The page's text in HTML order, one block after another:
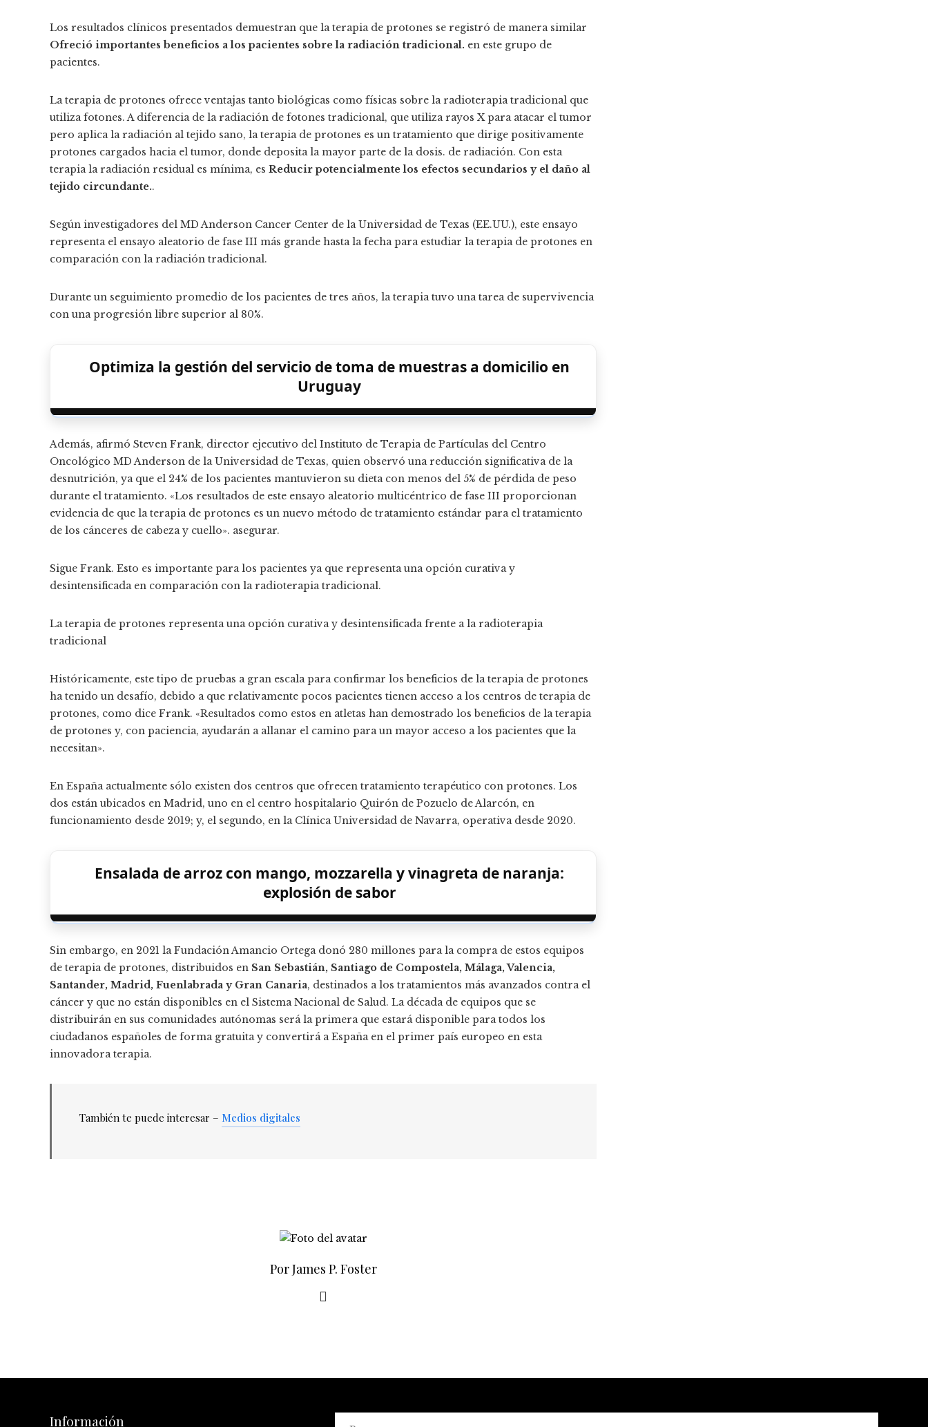
Los resultados clínicos presentados demuestran que la terapia de protones se registró de manera similar
Ofreció importantes beneficios a los pacientes sobre la radiación tradicional. en este grupo de
pacientes.
La terapia de protones ofrece ventajas tanto biológicas como físicas sobre la radioterapia tradicional que
utiliza fotones. A diferencia de la radiación de fotones tradicional, que utiliza rayos X para atacar el tumor
pero aplica la radiación al tejido sano, la terapia de protones es un tratamiento que dirige positivamente
protones cargados hacia el tumor, donde deposita la mayor parte de la dosis. de radiación. Con esta
terapia la radiación residual es mínima, es Reducir potencialmente los efectos secundarios y el daño al
tejido circundante..
Según investigadores del MD Anderson Cancer Center de la Universidad de Texas (EE.UU.), este ensayo
representa el ensayo aleatorio de fase III más grande hasta la fecha para estudiar la terapia de protones en
comparación con la radiación tradicional.
Durante un seguimiento promedio de los pacientes de tres años, la terapia tuvo una tarea de supervivencia
con una progresión libre superior al 80%.
Optimiza la gestión del servicio de toma de muestras a domicilio en
Uruguay
Además, afirmó Steven Frank, director ejecutivo del Instituto de Terapia de Partículas del Centro
Oncológico MD Anderson de la Universidad de Texas, quien observó una reducción significativa de la
desnutrición, ya que el 24% de los pacientes mantuvieron su dieta con menos del 5% de pérdida de peso
durante el tratamiento. «Los resultados de este ensayo aleatorio multicéntrico de fase III proporcionan
evidencia de que la terapia de protones es un nuevo método de tratamiento estándar para el tratamiento
de los cánceres de cabeza y cuello». asegurar.
Sigue Frank. Esto es importante para los pacientes ya que representa una opción curativa y
desintensificada en comparación con la radioterapia tradicional.
La terapia de protones representa una opción curativa y desintensificada frente a la radioterapia
tradicional
Históricamente, este tipo de pruebas a gran escala para confirmar los beneficios de la terapia de protones
ha tenido un desafío, debido a que relativamente pocos pacientes tienen acceso a los centros de terapia de
protones, como dice Frank. «Resultados como estos en atletas han demostrado los beneficios de la terapia
de protones y, con paciencia, ayudarán a allanar el camino para un mayor acceso a los pacientes que la
necesitan».
En España actualmente sólo existen dos centros que ofrecen tratamiento terapéutico con protones. Los
dos están ubicados en Madrid, uno en el centro hospitalario Quirón de Pozuelo de Alarcón, en
funcionamiento desde 2019; y, el segundo, en la Clínica Universidad de Navarra, operativa desde 2020.
Ensalada de arroz con mango, mozzarella y vinagreta de naranja:
explosión de sabor
Sin embargo, en 2021 la Fundación Amancio Ortega donó 280 millones para la compra de estos equipos
de terapia de protones, distribuidos en San Sebastián, Santiago de Compostela, Málaga, Valencia,
Santander, Madrid, Fuenlabrada y Gran Canaria, destinados a los tratamientos más avanzados contra el
cáncer y que no están disponibles en el Sistema Nacional de Salud. La década de equipos que se
distribuirán en sus comunidades autónomas será la primera que estará disponible para todos los
ciudadanos españoles de forma gratuita y convertirá a España en el primer país europeo en esta
innovadora terapia.
También te puede interesar – Medios digitales
Por James P. Foster
Información